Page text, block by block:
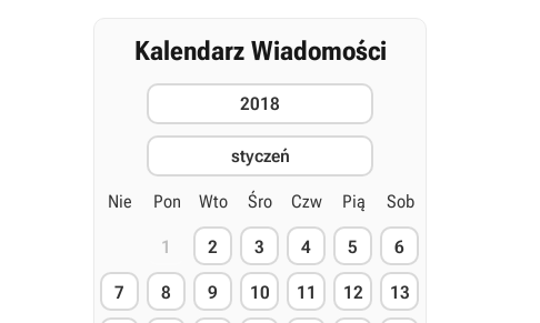
Kalendarz Wiadomości
2018
styczeń
Nie Pon Wto Śro Czw Pią Sob
1 2 3 4 5 6
7 8 9 10 11 12 13